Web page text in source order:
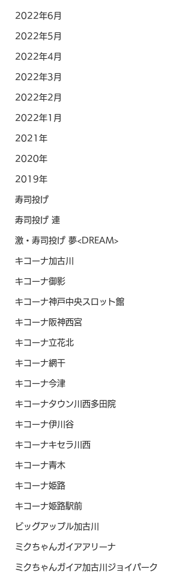
2022年6月
2022年5月
2022年4月
2022年3月
2022年2月
2022年1月
2021年
2020年
2019年
寿司投げ
寿司投げ 連
激・寿司投げ 夢<DREAM>
キコーナ加古川
キコーナ御影
キコーナ神戸中央スロット館
キコーナ阪神西宮
キコーナ立花北
キコーナ網干
キコーナ今津
キコーナタウン川西多田院
キコーナ伊川谷
キコーナキセラ川西
キコーナ青木
キコーナ姫路
キコーナ姫路駅前
ビッグアップル加古川
ミクちゃんガイアアリーナ
ミクちゃんガイア加古川ジョイパーク